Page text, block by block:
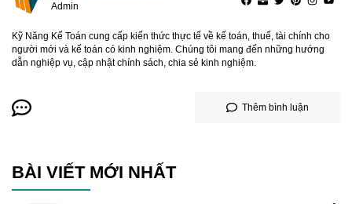
Admin
Kỹ Năng Kế Toán cung cấp kiến thức thực tế về kế toán, thuế, tài chính cho
người mới và kế toán có kinh nghiệm. Chúng tôi mang đến những hướng
dẫn nghiệp vụ, cập nhật chính sách, chia sẻ kinh nghiệm.
Thêm bình luận
BÀI VIẾT MỚI NHẤT